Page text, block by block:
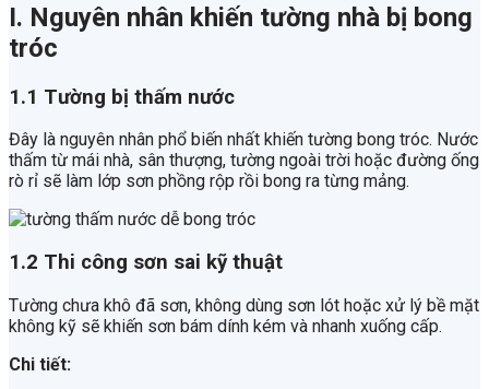
I. Nguyên nhân khiến tường nhà bị bong
tróc
1.1 Tường bị thấm nước
Đây là nguyên nhân phổ biến nhất khiến tường bong tróc. Nước
thấm từ mái nhà, sân thượng, tường ngoài trời hoặc đường ống
rò rỉ sẽ làm lớp sơn phồng rộp rồi bong ra từng mảng.
1.2 Thi công sơn sai kỹ thuật
Tường chưa khô đã sơn, không dùng sơn lót hoặc xử lý bề mặt
không kỹ sẽ khiến sơn bám dính kém và nhanh xuống cấp.
Chi tiết: